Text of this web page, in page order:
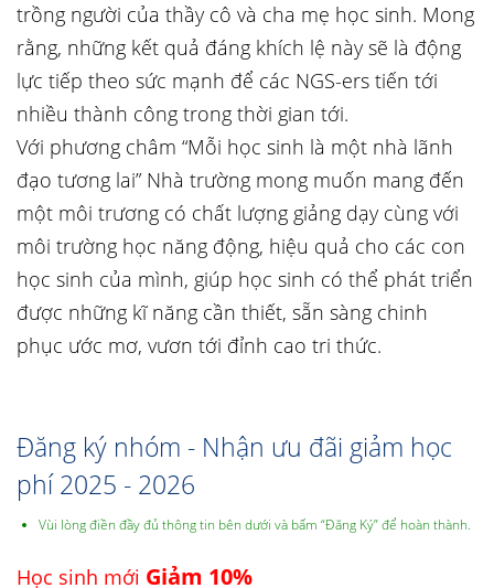
trồng người của thầy cô và cha mẹ học sinh. Mong
rằng, những kết quả đáng khích lệ này sẽ là động
lực tiếp theo sức mạnh để các NGS-ers tiến tới
nhiều thành công trong thời gian tới.
Với phương châm “Mỗi học sinh là một nhà lãnh
đạo tương lai” Nhà trường mong muốn mang đến
một môi trương có chất lượng giảng dạy cùng với
môi trường học năng động, hiệu quả cho các con
học sinh của mình, giúp học sinh có thể phát triển
được những kĩ năng cần thiết, sẵn sàng chinh
phục ước mơ, vươn tới đỉnh cao tri thức.
Đăng ký nhóm - Nhận ưu đãi giảm học
phí 2025 - 2026
Vùi lòng điền đầy đủ thông tin bên dưới và bấm “Đăng Ký” để hoàn thành.
Học sinh mới Giảm 10%